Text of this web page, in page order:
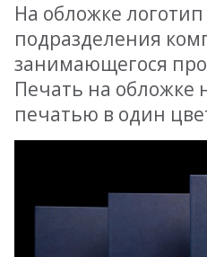
На обложке логотип
подразделения
занимающегося
Печать на обложке
печатью в один